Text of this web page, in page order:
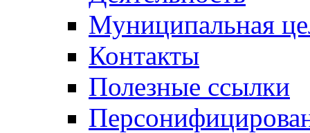
Муниципальная
Контакты
Полезные ссылки